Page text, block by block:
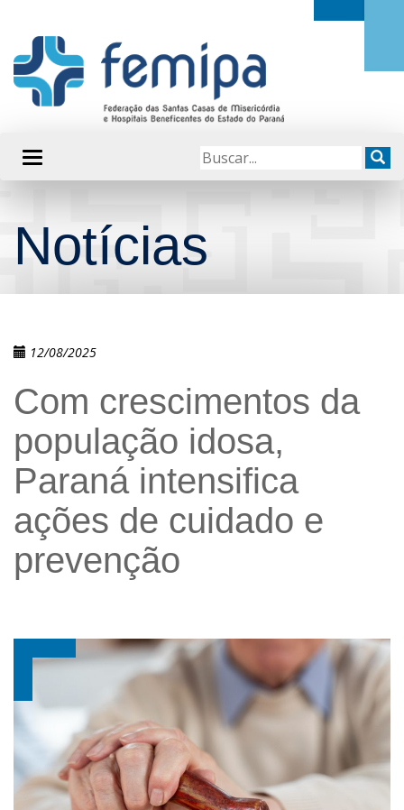
Notícias
12/08/2025
Com crescimentos da
população idosa,
Paraná intensifica
ações de cuidado e
prevenção